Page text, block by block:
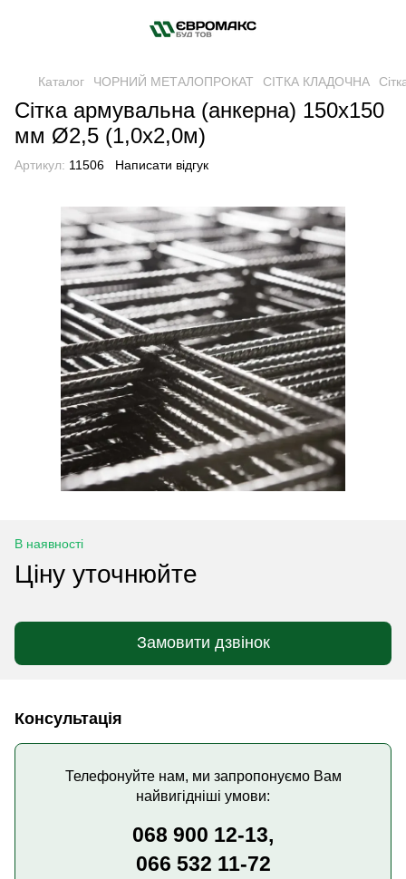
Каталог ЧОРНИЙ МЕТАЛОПРОКАТ СІТКА КЛАДОЧНА
Сітка армувальна (анкерна) 150х150
мм Ø2,5 (1,0х2,0м)
Артикул: 11506 Написати відгук
В наявності
Ціну уточнюйте
Замовити дзвінок
Консультація
Телефонуйте нам, ми запропонуємо Вам
найвигідніші умови:
068 900 12-13,
066 532 11-72